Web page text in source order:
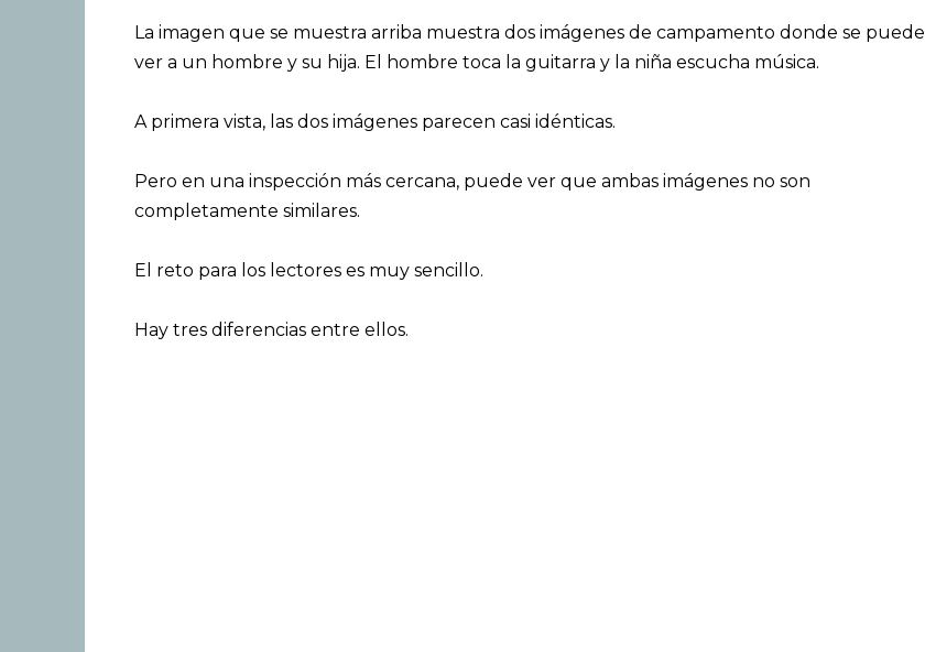
La imagen que se muestra arriba muestra dos imágenes de campamento donde se puede
ver a un hombre y su hija. El hombre toca la guitarra y la niña escucha música.
A primera vista, las dos imágenes parecen casi idénticas.
Pero en una inspección más cercana, puede ver que ambas imágenes no son
completamente similares.
El reto para los lectores es muy sencillo.
Hay tres diferencias entre ellos.